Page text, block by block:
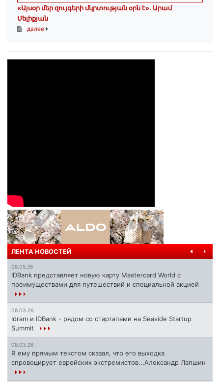
«Այսօր մեր զույգերի մկրտության օրն է»․ Արամ
Մելիքյան
далее
ЛЕНТА НОВОСТЕЙ
08.05.26
IDBank представляет новую карту Mastercard World с
преимуществами для путешествий и специальной акцией
08.03.26
Idram и IDBank - рядом со стартапами на Seaside Startup
Summit
08.03.26
Я ему прямым текстом сказал, что его выходка
спровоцирует еврейских экстремистов...Александр Лапшин